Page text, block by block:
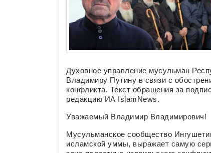
Духовное управление мусульман
Владимиру Путину в связи с
конфликта. Текст обращения за
редакцию ИА IslamNews.
Уважаемый Владимир Владимирович!
Мусульманское сообщество
исламской уммы, выражает самую